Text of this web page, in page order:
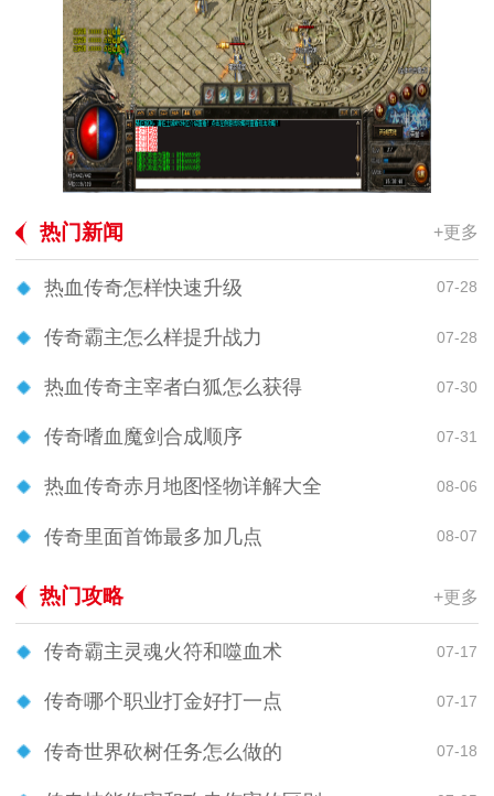
热门新闻 +更多
热血传奇怎样快速升级 07-28
传奇霸主怎么样提升战力 07-28
热血传奇主宰者白狐怎么获得 07-30
传奇嗜血魔剑合成顺序 07-31
热血传奇赤月地图怪物详解大全 08-06
传奇里面首饰最多加几点 08-07
热门攻略 +更多
传奇霸主灵魂火符和噬血术 07-17
传奇哪个职业打金好打一点 07-17
传奇世界砍树任务怎么做的 07-18